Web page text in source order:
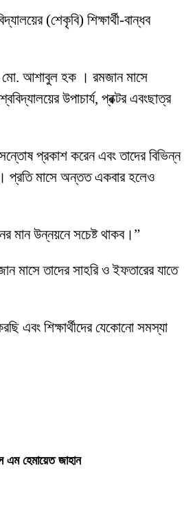
(শেকৃবি) শিক্ষার্থী-বান্ধব
মো. আশাবুল হক । রমজান মাসে
উপাচার্য, প্রক্টর এবংছাত্র
সন্তোষ প্রকাশ করেন এবং তাদের বিভিন্ন
প্রতি মাসে অন্তত একবার হলেও
মান উন্নয়নে সচেষ্ট থাকব।”
মাসে তাদের সাহরি ও ইফতারের যাতে
এবং শিক্ষার্থীদের যেকোনো সমস্যা
হেমায়েত জাহান